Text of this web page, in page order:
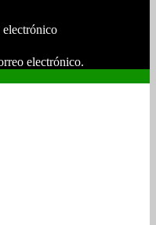
electrónico
electrónico.